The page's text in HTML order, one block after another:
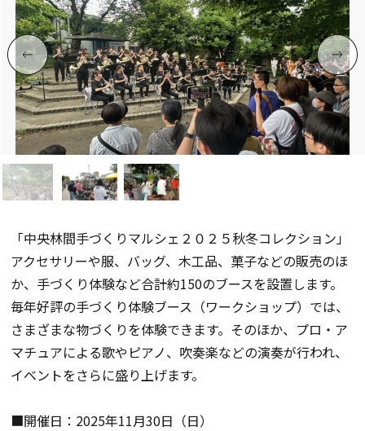
「中央林間手づくりマルシェ２０２５秋冬コレクション」
アクセサリーや服、バッグ、木工品、菓子などの販売のほ
か、手づくり体験など合計約150のブースを設置します。
毎年好評の手づくり体験ブース（ワークショップ）では、
さまざまな物づくりを体験できます。そのほか、プロ・ア
マチュアによる歌やピアノ、吹奏楽などの演奏が行われ、
イベントをさらに盛り上げます。
■開催日：2025年11月30日（日）